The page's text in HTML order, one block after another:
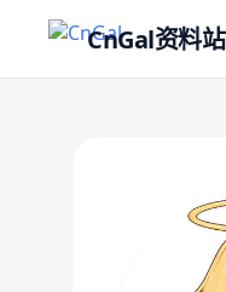
CnGal资料站